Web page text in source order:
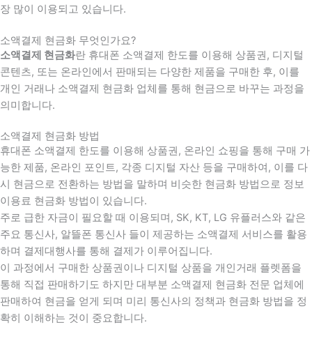
장 많이 이용되고 있습니다.
소액결제 현금화 무엇인가요?
소액결제 현금화란 휴대폰 소액결제 한도를 이용해 상품권, 디지털
콘텐츠, 또는 온라인에서 판매되는 다양한 제품을 구매한 후, 이를
개인 거래나 소액결제 현금화 업체를 통해 현금으로 바꾸는 과정을
의미합니다.
소액결제 현금화 방법
휴대폰 소액결제 한도를 이용해 상품권, 온라인 쇼핑을 통해 구매 가
능한 제품, 온라인 포인트, 각종 디지털 자산 등을 구매하여, 이를 다
시 현금으로 전환하는 방법을 말하며 비슷한 현금화 방법으로 정보
이용료 현금화 방법이 있습니다.
주로 급한 자금이 필요할 때 이용되며, SK, KT, LG 유플러스와 같은
주요 통신사, 알뜰폰 통신사 들이 제공하는 소액결제 서비스를 활용
하며 결제대행사를 통해 결제가 이루어집니다.
이 과정에서 구매한 상품권이나 디지털 상품을 개인거래 플렛폼을
통해 직접 판매하기도 하지만 대부분 소액결제 현금화 전문 업체에
판매하여 현금을 얻게 되며 미리 통신사의 정책과 현금화 방법을 정
확히 이해하는 것이 중요합니다.